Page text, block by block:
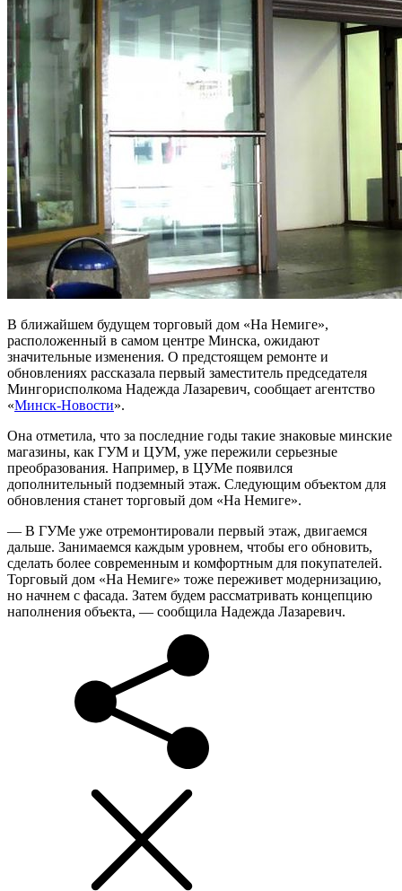
В ближайшем будущем торговый дом «На Немиге»,
расположенный в самом центре Минска, ожидают
значительные изменения. О предстоящем ремонте и
обновлениях рассказала первый заместитель председателя
Мингорисполкома Надежда Лазаревич, сообщает агентство
«Минск-Новости».
Она отметила, что за последние годы такие знаковые минские
магазины, как ГУМ и ЦУМ, уже пережили серьезные
преобразования. Например, в ЦУМе появился
дополнительный подземный этаж. Следующим объектом для
обновления станет торговый дом «На Немиге».
— В ГУМе уже отремонтировали первый этаж, двигаемся
дальше. Занимаемся каждым уровнем, чтобы его обновить,
сделать более современным и комфортным для покупателей.
Торговый дом «На Немиге» тоже переживет модернизацию,
но начнем с фасада. Затем будем рассматривать концепцию
наполнения объекта, — сообщила Надежда Лазаревич.